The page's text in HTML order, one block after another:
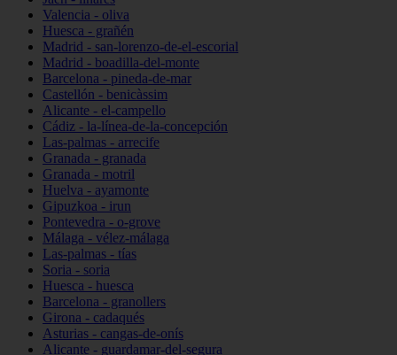
Valencia - oliva
Huesca - grañén
Madrid - san-lorenzo-de-el-escorial
Madrid - boadilla-del-monte
Barcelona - pineda-de-mar
Castellón - benicàssim
Alicante - el-campello
Cádiz - la-línea-de-la-concepción
Las-palmas - arrecife
Granada - granada
Granada - motril
Huelva - ayamonte
Gipuzkoa - irun
Pontevedra - o-grove
Málaga - vélez-málaga
Las-palmas - tías
Soria - soria
Huesca - huesca
Barcelona - granollers
Girona - cadaqués
Asturias - cangas-de-onís
Alicante - guardamar-del-segura